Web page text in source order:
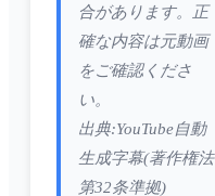
合があります。正
確な内容は元動画
をご確認くださ
い。
出典:YouTube自動
生成字幕(著作権法
第32条準拠)